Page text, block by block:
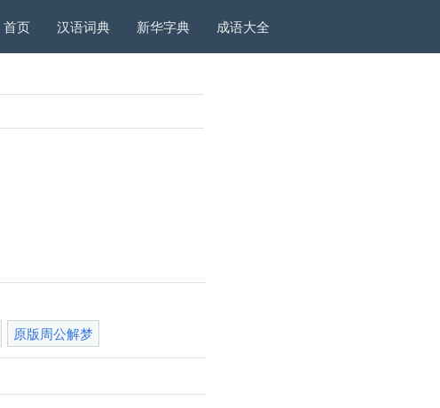
首页 汉语词典 新华字典 成语大全
原版周公解梦